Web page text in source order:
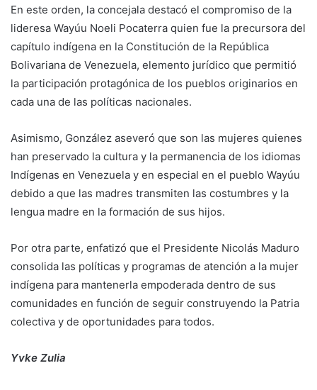
En este orden, la concejala destacó el compromiso de la
lideresa Wayúu Noeli Pocaterra quien fue la precursora del
capítulo indígena en la Constitución de la República
Bolivariana de Venezuela, elemento jurídico que permitió
la participación protagónica de los pueblos originarios en
cada una de las políticas nacionales.
Asimismo, González aseveró que son las mujeres quienes
han preservado la cultura y la permanencia de los idiomas
Indígenas en Venezuela y en especial en el pueblo Wayúu
debido a que las madres transmiten las costumbres y la
lengua madre en la formación de sus hijos.
Por otra parte, enfatizó que el Presidente Nicolás Maduro
consolida las políticas y programas de atención a la mujer
indígena para mantenerla empoderada dentro de sus
comunidades en función de seguir construyendo la Patria
colectiva y de oportunidades para todos.
Yvke Zulia